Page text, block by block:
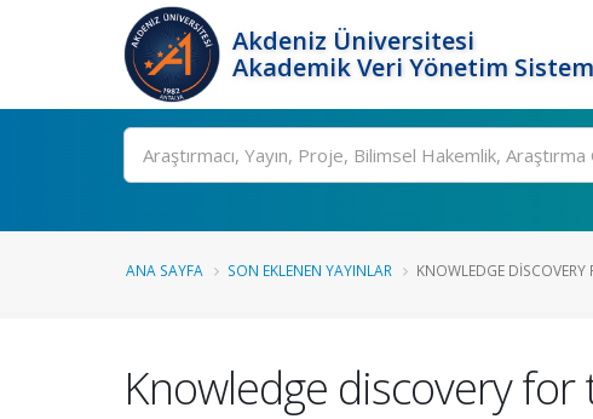
Akdeniz Üniversitesi
Akademik Veri Yönetim
Ara
ANA SAYFA SON EKLENEN YAYINLAR KNOWLEDGE DISCOVERY
Knowledge discovery